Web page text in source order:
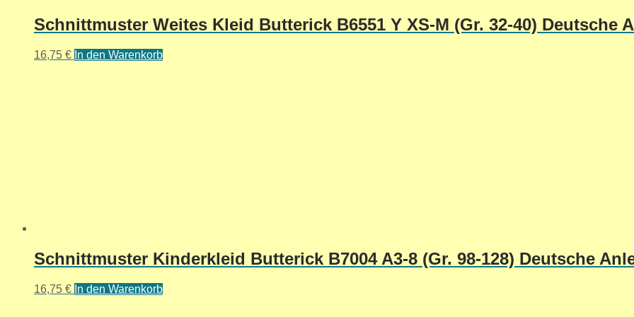
Schnittmuster Weites Kleid Butterick B6551 Y XS-M (Gr. 32-40) Deutsche
16,75 € In den Warenkorb
Schnittmuster Kinderkleid Butterick B7004 A3-8 (Gr. 98-128) Deutsche
16,75 € In den Warenkorb